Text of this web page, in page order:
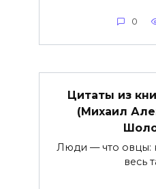
0
Цитаты из
(Михаил
Люди — что овцы:
весь